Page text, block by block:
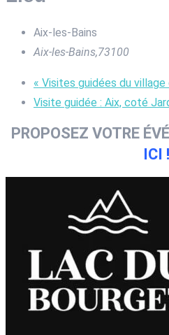
Aix-les-Bains
Aix-les-Bains,73100
« Visites guidées du village
Visite guidée : Aix, coté
PROPOSEZ VOTRE
ICI !